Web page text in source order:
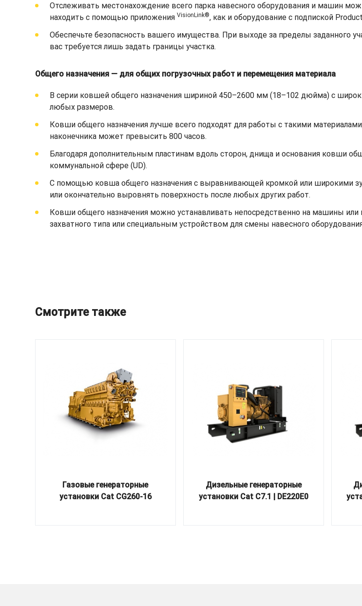
Отслеживать местонахождение всего парка навесного оборудования и машин
находить с помощью приложения VisionLink®, как и оборудование с подпиской
Обеспечьте безопасность вашего имущества. При выходе за пределы заданного
вас требуется лишь задать границы участка.
Общего назначения — для общих погрузочных работ и перемещения материала
В серии ковшей общего назначения шириной 450–2600 мм (18–102 дюйма) с
любых размеров.
Ковши общего назначения лучше всего подходят для работы с такими
наконечника может превысить 800 часов.
Благодаря дополнительным пластинам вдоль сторон, днища и основания ковши
коммунальной сфере (UD).
С помощью ковша общего назначения с выравнивающей кромкой или широкими
или окончательно выровнять поверхность после любых других работ.
Ковши общего назначения можно устанавливать непосредственно на машины
захватного типа или специальным устройством для смены навесного
Смотрите также
Газовые генераторные
установки Cat CG260-16
Дизельные генераторные
установки Cat C7.1 | DE220E0